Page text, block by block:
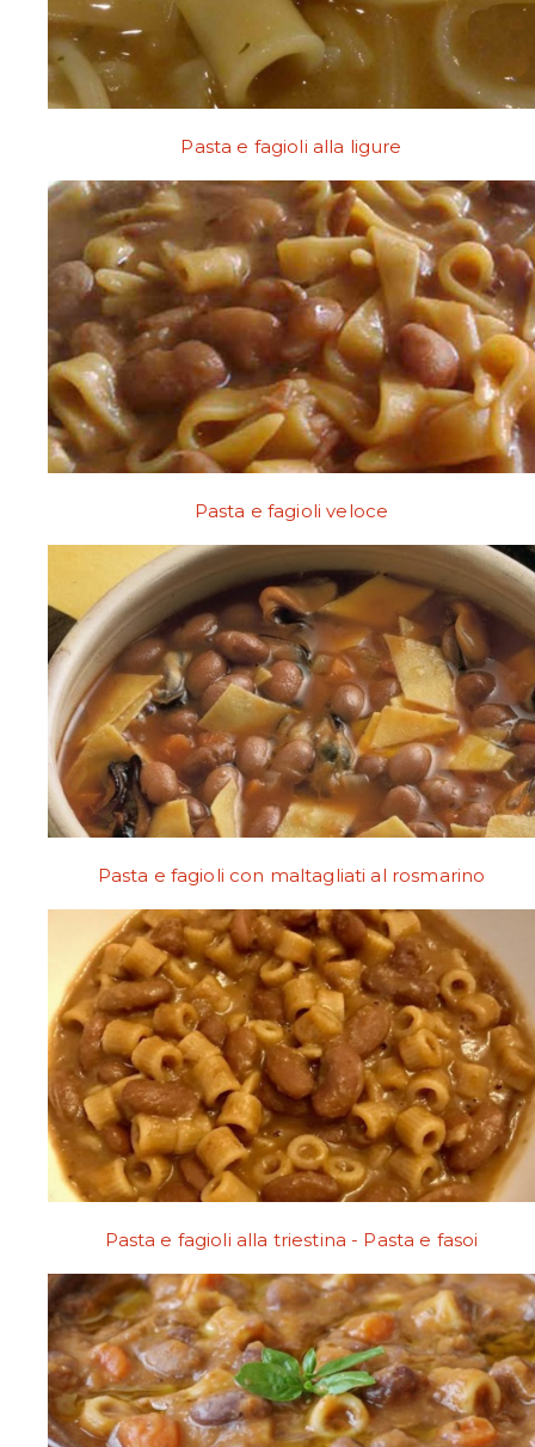
Pasta e fagioli alla ligure
Pasta e fagioli veloce
Pasta e fagioli con maltagliati al rosmarino
Pasta e fagioli alla triestina - Pasta e fasoi